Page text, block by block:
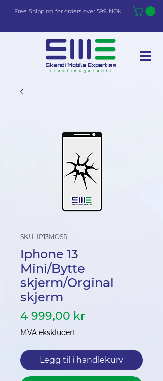
Free Shipping for orders over 599 NOK
SKU: IP13MOSR
Iphone 13
Mini/Bytte
skjerm/Orginal
skjerm
4 999,00 krPris
MVA ekskludert
Legg til i handlekurv